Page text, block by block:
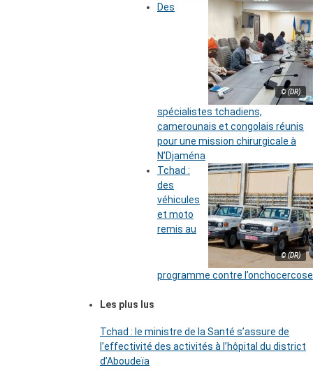
© (DR)
Des
spécialistes tchadiens,
camerounais et congolais réunis
pour une mission chirurgicale à
N’Djaména
© (DR)
Tchad :
des
véhicules
et moto
remis au
programme contre l’onchocercose
Les plus lus
Tchad : le ministre de la Santé s’assure de
l’effectivité des activités à l’hôpital du district
d’Aboudeïa